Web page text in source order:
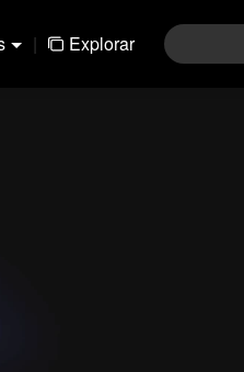
| Explorar